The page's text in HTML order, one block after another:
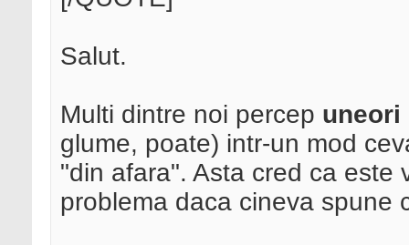
Salut.
Multi dintre noi percep uneori
glume, poate) intr-un mod
"din afara". Asta cred ca este
problema daca cineva spune